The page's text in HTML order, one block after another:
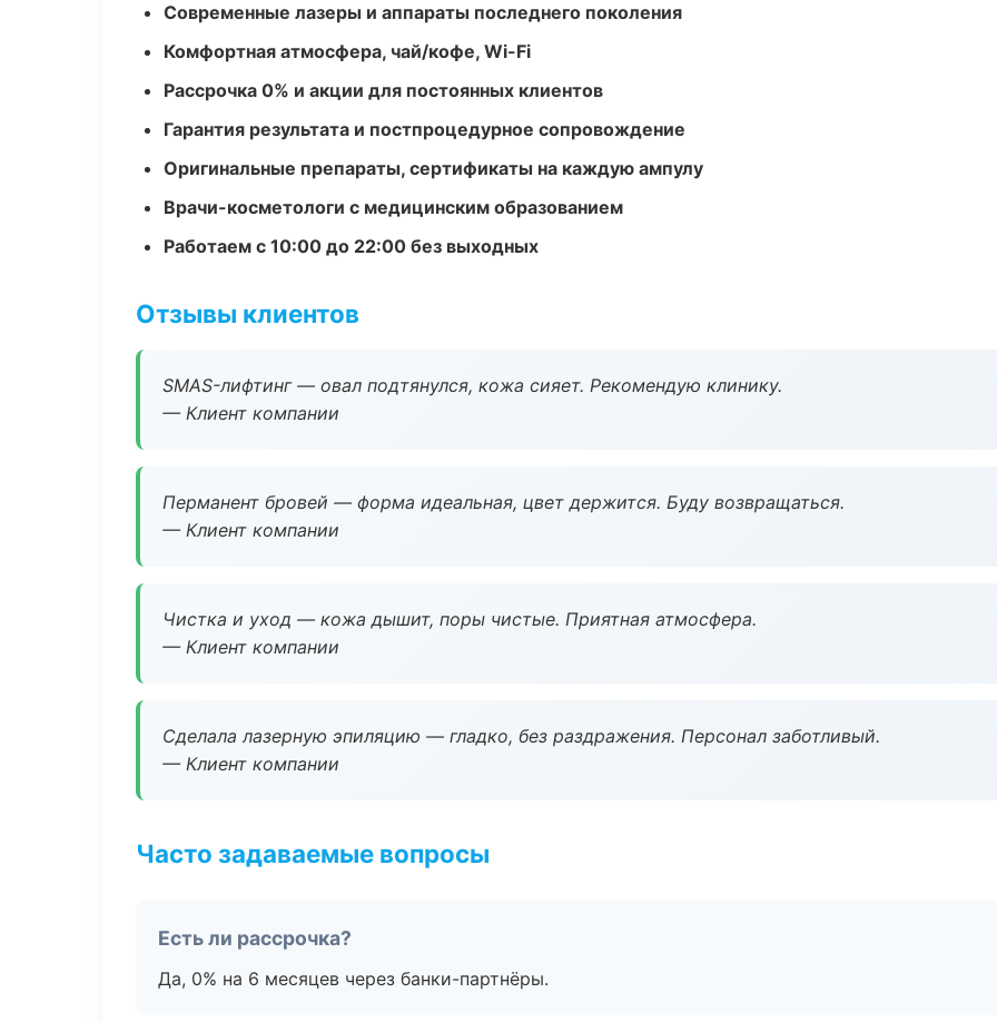
Современные лазеры и аппараты последнего поколения
Комфортная атмосфера, чай/кофе, Wi-Fi
Рассрочка 0% и акции для постоянных клиентов
Гарантия результата и постпроцедурное сопровождение
Оригинальные препараты, сертификаты на каждую ампулу
Врачи-косметологи с медицинским образованием
Работаем с 10:00 до 22:00 без выходных
Отзывы клиентов
SMAS-лифтинг — овал подтянулся, кожа сияет. Рекомендую клинику.
— Клиент компании
Перманент бровей — форма идеальная, цвет держится. Буду возвращаться.
— Клиент компании
Чистка и уход — кожа дышит, поры чистые. Приятная атмосфера.
— Клиент компании
Сделала лазерную эпиляцию — гладко, без раздражения. Персонал заботливый.
— Клиент компании
Часто задаваемые вопросы
Есть ли рассрочка?
Да, 0% на 6 месяцев через банки-партнёры.